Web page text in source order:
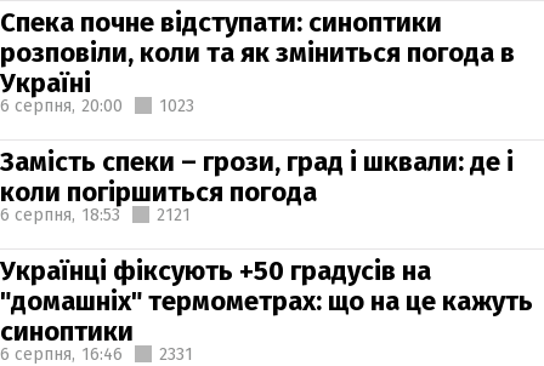
Спека почне відступати: синоптики
розповіли, коли та як зміниться погода в
Україні
6 серпня, 20:00 1023
Замість спеки – грози, град і шквали: де і
коли погіршиться погода
6 серпня, 18:53 2121
Українці фіксують +50 градусів на
"домашніх" термометрах: що на це кажуть
синоптики
6 серпня, 16:46 2331